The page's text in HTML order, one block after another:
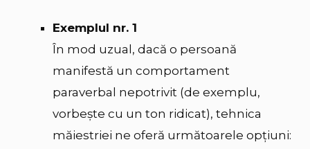
Exemplul nr. 1
În mod uzual, dacă o persoană
manifestă un comportament
paraverbal nepotrivit (de exemplu,
vorbește cu un ton ridicat), tehnica
măiestriei ne oferă următoarele opțiuni: